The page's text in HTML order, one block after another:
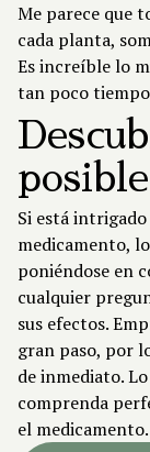
Me parece que
cada planta,
Es increíble lo
tan poco
Si está
medicamento,
poniéndose en
cualquier
sus efectos.
gran paso, por
de inmediato.
comprenda
el medicamento.